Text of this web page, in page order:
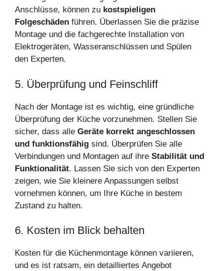
Anschlüsse, können zu kostspieligen
Folgeschäden führen. Überlassen Sie die präzise
Montage und die fachgerechte Installation von
Elektrogeräten, Wasseranschlüssen und Spülen
den Experten.
5. Überprüfung und Feinschliff
Nach der Montage ist es wichtig, eine gründliche
Überprüfung der Küche vorzunehmen. Stellen Sie
sicher, dass alle Geräte korrekt angeschlossen
und funktionsfähig sind. Überprüfen Sie alle
Verbindungen und Montagen auf ihre Stabilität und
Funktionalität. Lassen Sie sich von den Experten
zeigen, wie Sie kleinere Anpassungen selbst
vornehmen können, um Ihre Küche in bestem
Zustand zu halten.
6. Kosten im Blick behalten
Kosten für die Küchenmontage können variieren,
und es ist ratsam, ein detailliertes Angebot